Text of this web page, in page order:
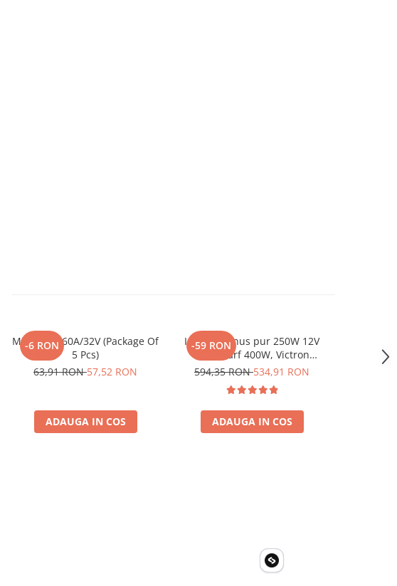
-6 RON
Midi-Fuse 60A/32V (Package Of
5 Pcs)
63,91 RON57,52 RON
ADAUGA IN COS
-59 RON
Invertor sinus pur 250W 12V
230V, varf 400W, Victron
Phoenix, pentru auto, panouri
594,35 RON534,91 RON
ADAUGA IN COS
230V,
Phoenix,